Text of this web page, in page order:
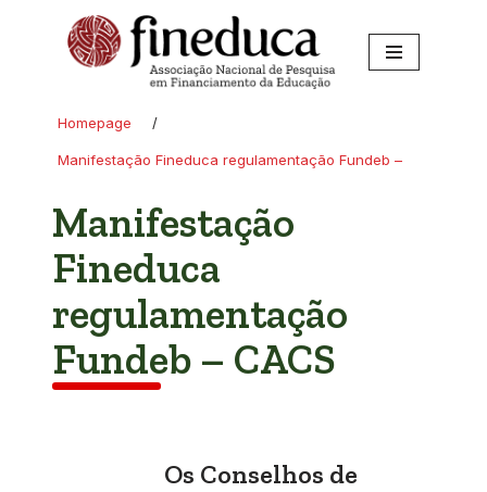
conteúdo
Homepage /
Manifestação Fineduca regulamentação Fundeb –
Manifestação
Fineduca
regulamentação
Fundeb – CACS
Os Conselhos de